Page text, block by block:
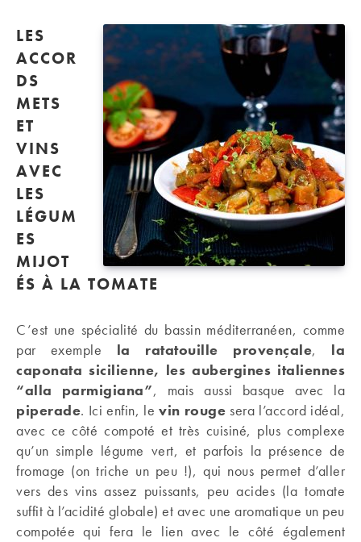
LES
ACCOR
DS
METS
ET
VINS
AVEC
LES
LÉGUM
ES
MIJOT
ÉS À LA TOMATE
C’est une spécialité du bassin méditerranéen, comme
par exemple la ratatouille provençale,
la
caponata sicilienne, les aubergines italiennes
“alla parmigiana”, mais aussi basque avec la
piperade. Ici enfin, le vin rouge sera l’accord idéal,
avec ce côté compoté et très cuisiné, plus complexe
qu’un simple légume vert, et parfois la présence de
fromage (on triche un peu !), qui nous permet d’aller
vers des vins assez puissants, peu acides (la tomate
suffit à l’acidité globale) et avec une aromatique un peu
compotée qui fera le lien avec le côté également